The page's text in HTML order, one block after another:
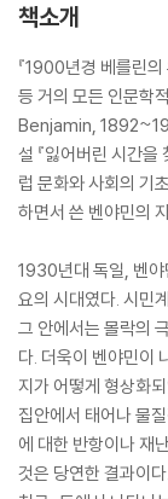
책소개
『1900년경 베를린
등 거의 모든 인문학
Benjamin,
설 『잃어버린 시간
럽 문화와 사회의 기
하면서 쓴 벤야민의
1930년대 독일, 벤야
요의 시대였다. 시민
그 안에서는 몰락의
다. 더욱이 벤야민이
지가 어떻게 형상화
집안에서 태어나 물
에 대한 반항이나 재
것은 당연한 결과이다.